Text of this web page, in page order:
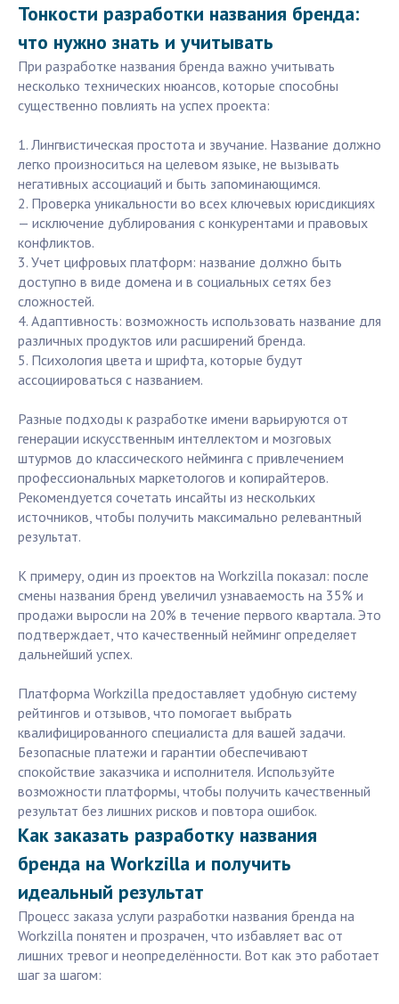
Тонкости разработки названия бренда:
что нужно знать и учитывать
При разработке названия бренда важно учитывать
несколько технических нюансов, которые способны
существенно повлиять на успех проекта:
1. Лингвистическая простота и звучание. Название должно
легко произноситься на целевом языке, не вызывать
негативных ассоциаций и быть запоминающимся.
2. Проверка уникальности во всех ключевых юрисдикциях
— исключение дублирования с конкурентами и правовых
конфликтов.
3. Учет цифровых платформ: название должно быть
доступно в виде домена и в социальных сетях без
сложностей.
4. Адаптивность: возможность использовать название для
различных продуктов или расширений бренда.
5. Психология цвета и шрифта, которые будут
ассоциироваться с названием.
Разные подходы к разработке имени варьируются от
генерации искусственным интеллектом и мозговых
штурмов до классического нейминга с привлечением
профессиональных маркетологов и копирайтеров.
Рекомендуется сочетать инсайты из нескольких
источников, чтобы получить максимально релевантный
результат.
К примеру, один из проектов на Workzilla показал: после
смены названия бренд увеличил узнаваемость на 35% и
продажи выросли на 20% в течение первого квартала. Это
подтверждает, что качественный нейминг определяет
дальнейший успех.
Платформа Workzilla предоставляет удобную систему
рейтингов и отзывов, что помогает выбрать
квалифицированного специалиста для вашей задачи.
Безопасные платежи и гарантии обеспечивают
спокойствие заказчика и исполнителя. Используйте
возможности платформы, чтобы получить качественный
результат без лишних рисков и повтора ошибок.
Как заказать разработку названия
бренда на Workzilla и получить
идеальный результат
Процесс заказа услуги разработки названия бренда на
Workzilla понятен и прозрачен, что избавляет вас от
лишних тревог и неопределённости. Вот как это работает
шаг за шагом: